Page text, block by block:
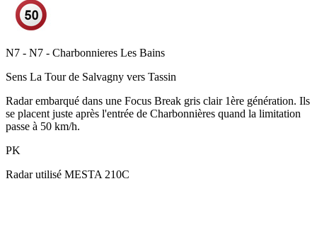
N7 - N7 - Charbonnieres Les Bains
Sens La Tour de Salvagny vers Tassin
Radar embarqué dans une Focus Break gris clair 1ère génération. Ils
se placent juste après l'entrée de Charbonnières quand la limitation
passe à 50 km/h.
PK
Radar utilisé MESTA 210C